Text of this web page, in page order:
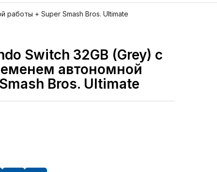
+ Super Smash Bros. Ultimate
Switch 32GB (Grey) с
автономной
Bros. Ultimate